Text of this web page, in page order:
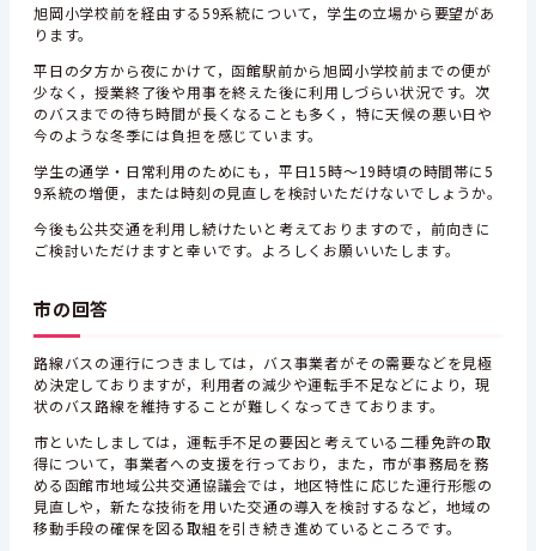
旭岡小学校前を経由する59系統について，学生の立場から要望があ
ります。
平日の夕方から夜にかけて，函館駅前から旭岡小学校前までの便が
少なく，授業終了後や用事を終えた後に利用しづらい状況です。次
のバスまでの待ち時間が長くなることも多く，特に天候の悪い日や
今のような冬季には負担を感じています。
学生の通学・日常利用のためにも，平日15時～19時頃の時間帯に5
9系統の増便，または時刻の見直しを検討いただけないでしょうか。
今後も公共交通を利用し続けたいと考えておりますので，前向きに
ご検討いただけますと幸いです。よろしくお願いいたします。
市の回答
路線バスの運行につきましては，バス事業者がその需要などを見極
め決定しておりますが，利用者の減少や運転手不足などにより，現
状のバス路線を維持することが難しくなってきております。
市といたしましては，運転手不足の要因と考えている二種免許の取
得について，事業者への支援を行っており，また，市が事務局を務
める函館市地域公共交通協議会では，地区特性に応じた運行形態の
見直しや，新たな技術を用いた交通の導入を検討するなど，地域の
移動手段の確保を図る取組を引き続き進めているところです。